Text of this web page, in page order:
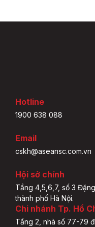
Hotline
1900 638 088
Email
cskh@aseansc.com.vn
Hội sở chính
Tầng 4,5,6,7, số 3
thành phố Hà Nội.
Chi nhánh Tp. Hồ
Tầng 2, nhà số 77-79